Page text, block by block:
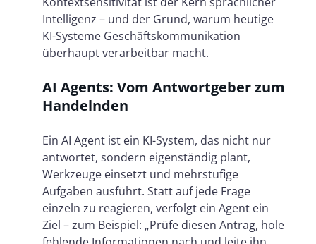
Intelligenz – und der Grund, warum heutige
KI-Systeme Geschäftskommunikation
überhaupt verarbeitbar macht.
AI Agents: Vom Antwortgeber zum
Handelnden
Ein AI Agent ist ein KI-System, das nicht nur
antwortet, sondern eigenständig plant,
Werkzeuge einsetzt und mehrstufige
Aufgaben ausführt. Statt auf jede Frage
einzeln zu reagieren, verfolgt ein Agent ein
Ziel – zum Beispiel: „Prüfe diesen Antrag, hole